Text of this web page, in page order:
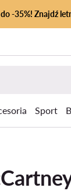
-35%! Znajdź
Sport